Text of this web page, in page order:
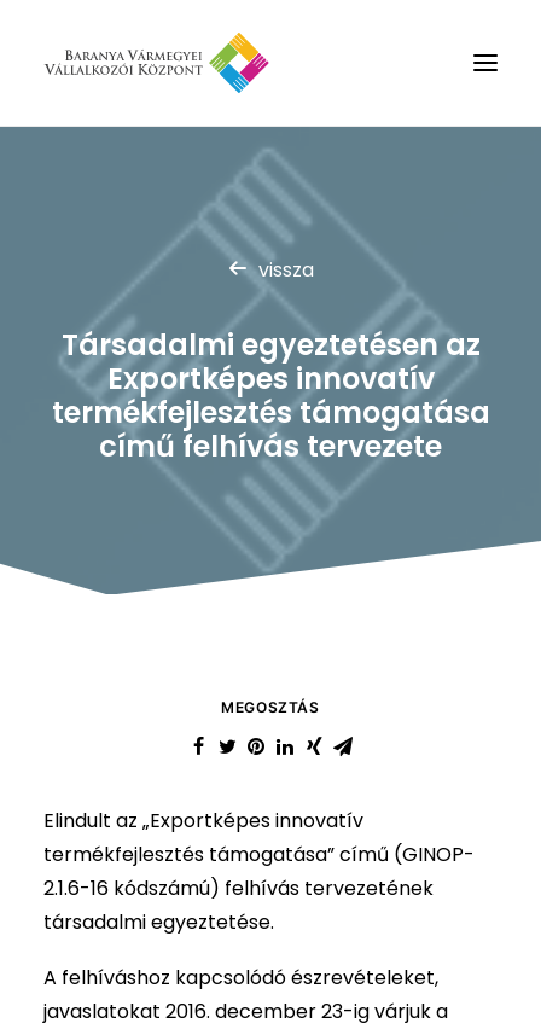
Rólunk
Szolgáltatások
Hírek
Partnerek
Kapcsolat
Keresés
vissza
Társadalmi egyeztetésen az
Exportképes innovatív
termékfejlesztés támogatása
című felhívás tervezete
MEGOSZTÁS
Elindult az „Exportképes innovatív
termékfejlesztés támogatása” című (GINOP-
2.1.6-16 kódszámú) felhívás tervezetének
társadalmi egyeztetése.
A felhíváshoz kapcsolódó észrevételeket,
javaslatokat 2016. december 23-ig várjuk a